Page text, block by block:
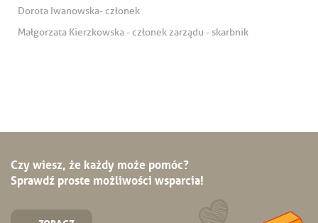
Dorota Iwanowska- członek
Małgorzata Kierzkowska - członek zarządu - skarbnik
Czy wiesz, że każdy może pomóc?
Sprawdź proste możliwości wsparcia!